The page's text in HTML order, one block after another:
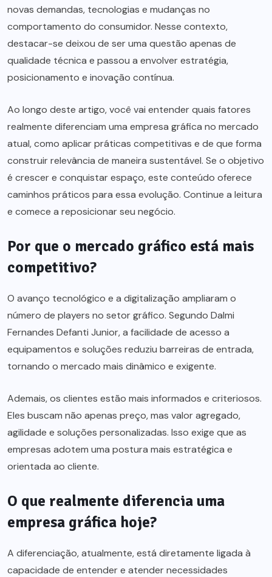
novas demandas, tecnologias e mudanças no
comportamento do consumidor. Nesse contexto,
destacar-se deixou de ser uma questão apenas de
qualidade técnica e passou a envolver estratégia,
posicionamento e inovação contínua.
Ao longo deste artigo, você vai entender quais fatores
realmente diferenciam uma empresa gráfica no mercado
atual, como aplicar práticas competitivas e de que forma
construir relevância de maneira sustentável. Se o objetivo
é crescer e conquistar espaço, este conteúdo oferece
caminhos práticos para essa evolução. Continue a leitura
e comece a reposicionar seu negócio.
Por que o mercado gráfico está mais
competitivo?
O avanço tecnológico e a digitalização ampliaram o
número de players no setor gráfico. Segundo Dalmi
Fernandes Defanti Junior, a facilidade de acesso a
equipamentos e soluções reduziu barreiras de entrada,
tornando o mercado mais dinâmico e exigente.
Ademais, os clientes estão mais informados e criteriosos.
Eles buscam não apenas preço, mas valor agregado,
agilidade e soluções personalizadas. Isso exige que as
empresas adotem uma postura mais estratégica e
orientada ao cliente.
O que realmente diferencia uma
empresa gráfica hoje?
A diferenciação, atualmente, está diretamente ligada à
capacidade de entender e atender necessidades